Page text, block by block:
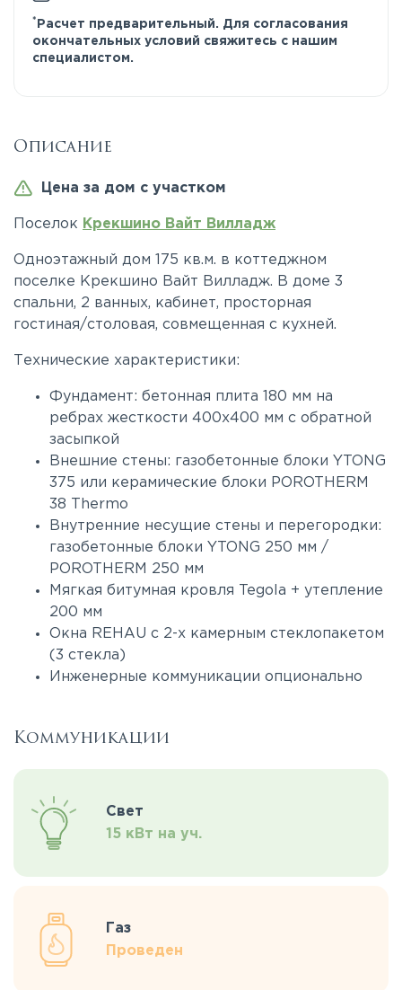
* Расчет предварительный. Для согласования
окончательных условий свяжитесь с нашим
специалистом.
Описание
Цена за дом с участком
Поселок Крекшино Вайт Вилладж
Одноэтажный дом 175 кв.м. в коттеджном
поселке Крекшино Вайт Вилладж. В доме 3
спальни, 2 ванных, кабинет, просторная
гостиная/столовая, совмещенная с кухней.
Технические характеристики:
Фундамент: бетонная плита 180 мм на
ребрах жесткости 400х400 мм c обратной
засыпкой
Внешние стены: газобетонные блоки YTONG
375 или керамические блоки POROTHERM
38 Thermo
Внутренние несущие стены и перегородки:
газобетонные блоки YTONG 250 мм /
POROTHERM 250 мм
Мягкая битумная кровля Tegola + утепление
200 мм
Окна REHAU с 2-х камерным стеклопакетом
(3 стекла)
Инженерные коммуникации опционально
Коммуникации
Свет
15 кВт на уч.
Газ
Проведен